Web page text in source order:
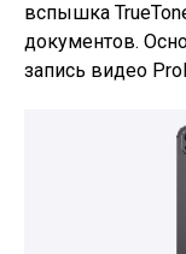
вспышка
документов.
запись видео